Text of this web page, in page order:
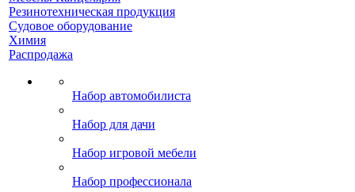
Резинотехническая продукция
Судовое оборудование
Химия
Распродажа
Набор автомобилиста
Набор для дачи
Набор игровой мебели
Набор профессионала